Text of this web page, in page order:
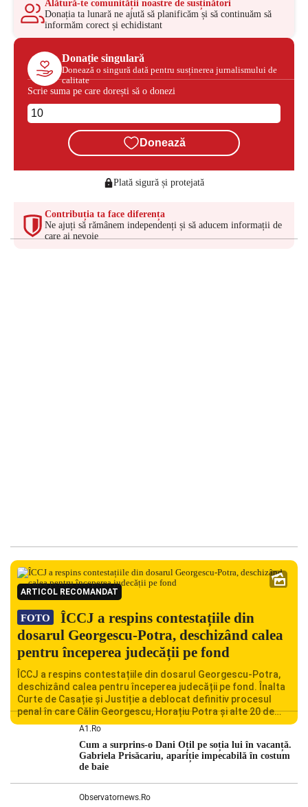
Alătură-te comunității noastre de susținători
Donația ta lunară ne ajută să planificăm și să continuăm să
informăm corect și echidistant
Donație singulară
Donează o singură dată pentru susținerea jurnalismului de
calitate
Scrie suma pe care dorești să o donezi
Donează
Plată sigură și protejată
Contribuția ta face diferența
Ne ajuți să rămânem independenți și să aducem informații de
care ai nevoie
ARTICOL RECOMANDAT
FOTO
ÎCCJ a respins contestațiile din
dosarul Georgescu-Potra, deschizând calea
pentru începerea judecății pe fond
ÎCCJ a respins contestațiile din dosarul Georgescu-Potra,
deschizând calea pentru începerea judecății pe fond. Înalta
Curte de Casație și Justiție a deblocat definitiv procesul
penal în care Călin Georgescu, Horațiu Potra și alte 20 de
persoane sunt acuzați de acțiuni îndreptate împotriva
judecătorii de la instanța supremă au […]
A1.ro
Cum a surprins-o Dani Oțil pe soția lui în vacanță.
Gabriela Prisăcariu, apariție impecabilă în costum
de baie
Observatornews.ro